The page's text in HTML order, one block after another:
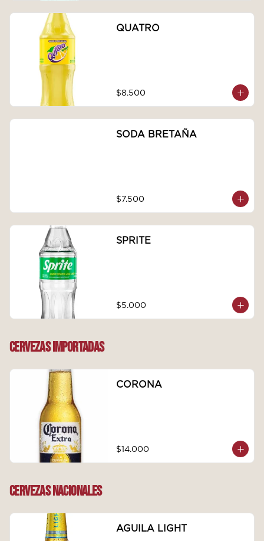
QUATRO
$8.500
SODA BRETAÑA
$7.500
SPRITE
$5.000
CERVEZAS IMPORTADAS
CORONA
$14.000
CERVEZAS NACIONALES
AGUILA LIGHT